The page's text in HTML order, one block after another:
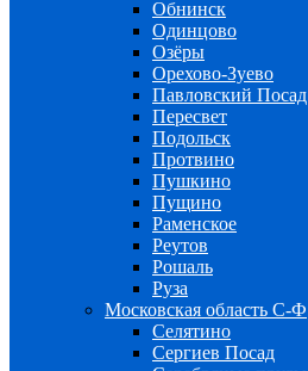
Обнинск
Одинцово
Озёры
Орехово-Зуево
Павловский Посад
Пересвет
Подольск
Протвино
Пушкино
Пущино
Раменское
Реутов
Рошаль
Руза
Московская область С-Ф
Селятино
Сергиев Посад